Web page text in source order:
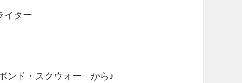
イター
ンド・スクウォー」から♪